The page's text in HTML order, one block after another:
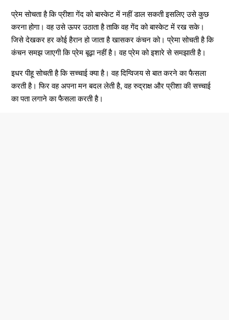
प्रेम सोचता है कि प्रीशा गेंद को बास्केट में नहीं डाल सकती इसलिए उसे कुछ
करना होगा। वह उसे ऊपर उठाता है ताकि वह गेंद को बास्केट में रख सके।
जिसे देखकर हर कोई हैरान हो जाता है खासकर कंचन को। प्रेमा सोचती है कि
कंचन समझ जाएगी कि प्रेम बूढ़ा नहीं है। वह प्रेम को इशारे से समझाती है।
इधर पीहू सोचती है कि सच्चाई क्या है। वह दिग्विजय से बात करने का फैसला
करती है। फिर वह अपना मन बदल लेती है, वह रुद्राक्ष और प्रीशा की सच्चाई
का पता लगाने का फैसला करती है।